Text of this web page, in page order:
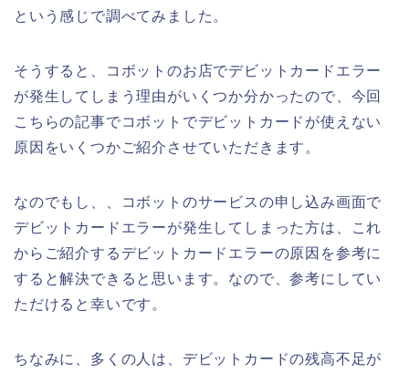
という感じで調べてみました。
そうすると、コボットのお店でデビットカードエラー
が発生してしまう理由がいくつか分かったので、今回
こちらの記事でコボットでデビットカードが使えない
原因をいくつかご紹介させていただきます。
なのでもし、、コボットのサービスの申し込み画面で
デビットカードエラーが発生してしまった方は、これ
からご紹介するデビットカードエラーの原因を参考に
すると解決できると思います。なので、参考にしてい
ただけると幸いです。
ちなみに、多くの人は、デビットカードの残高不足が